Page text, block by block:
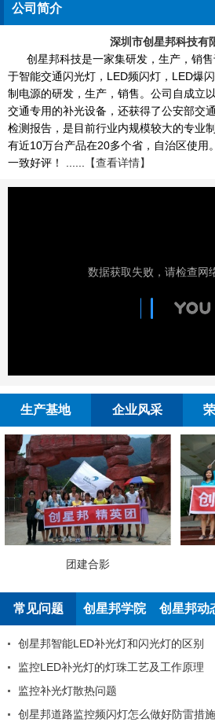
公司简介
深圳市创星邦科技有
创星邦科技是一家集研发，生产，销
于智能交通闪光灯，LED频闪灯，LED爆
制电源的研发，生产，销售。公司自成立
交通专用的补光设备，还获得了公安部交
检测报告，是目前行业内规模较大的专业
有近10万台产品在20多个省，自治区使用
一致好评！ ......
【查看详情】
生产基地 企业风采
团建合影
常见问题 创星邦学院 创星邦动
创星邦智能LED补光灯和闪光灯的区别
监控LED补光灯的灯珠工艺及工作原理
监控补光灯散热问题
创星邦道路监控频闪灯怎么做好防雷措